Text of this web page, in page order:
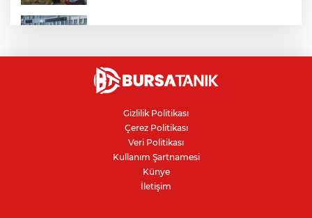
Avcılar Belediye Başkanı hakkında
tahliye kararı
Bursa'da yolcu otobüsünün çarptığı
kadın ağır yaralandı
Bursaspor'da 2026-2027 sezonu forma
Gizlilik Politikası
Çerez Politikası
Veri Politikası
Kullanım Şartnamesi
Künye
İletişim